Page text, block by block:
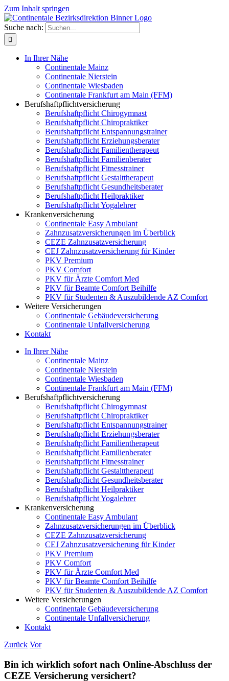
Zum Inhalt springen
Suche nach:
In Ihrer Nähe
Continentale Mainz
Continentale Nierstein
Continentale Wiesbaden
Continentale Frankfurt am Main (FFM)
Berufshaftpflichtversicherung
Berufshaftpflicht Chirogymnast
Berufshaftpflicht Chiropraktiker
Berufshaftpflicht Entspannungstrainer
Berufshaftpflicht Erziehungsberater
Berufshaftpflicht Familientherapeut
Berufshaftpflicht Familienberater
Berufshaftpflicht Fitnesstrainer
Berufshaftpflicht Gestalttherapeut
Berufshaftpflicht Gesundheitsberater
Berufshaftpflicht Heilpraktiker
Berufshaftpflicht Yogalehrer
Krankenversicherung
Continentale Easy Ambulant
Zahnzusatzversicherungen im Überblick
CEZE Zahnzusatzversicherung
CEJ Zahnzusatzversicherung für Kinder
PKV Premium
PKV Comfort
PKV für Ärzte Comfort Med
PKV für Beamte Comfort Beihilfe
PKV für Studenten & Auszubildende AZ Comfort
Weitere Versicherungen
Continentale Gebäudeversicherung
Continentale Unfallversicherung
Kontakt
In Ihrer Nähe
Continentale Mainz
Continentale Nierstein
Continentale Wiesbaden
Continentale Frankfurt am Main (FFM)
Berufshaftpflichtversicherung
Berufshaftpflicht Chirogymnast
Berufshaftpflicht Chiropraktiker
Berufshaftpflicht Entspannungstrainer
Berufshaftpflicht Erziehungsberater
Berufshaftpflicht Familientherapeut
Berufshaftpflicht Familienberater
Berufshaftpflicht Fitnesstrainer
Berufshaftpflicht Gestalttherapeut
Berufshaftpflicht Gesundheitsberater
Berufshaftpflicht Heilpraktiker
Berufshaftpflicht Yogalehrer
Krankenversicherung
Continentale Easy Ambulant
Zahnzusatzversicherungen im Überblick
CEZE Zahnzusatzversicherung
CEJ Zahnzusatzversicherung für Kinder
PKV Premium
PKV Comfort
PKV für Ärzte Comfort Med
PKV für Beamte Comfort Beihilfe
PKV für Studenten & Auszubildende AZ Comfort
Weitere Versicherungen
Continentale Gebäudeversicherung
Continentale Unfallversicherung
Kontakt
Zurück Vor
Bin ich wirklich sofort nach Online-Abschluss der
CEZE Versicherung versichert?